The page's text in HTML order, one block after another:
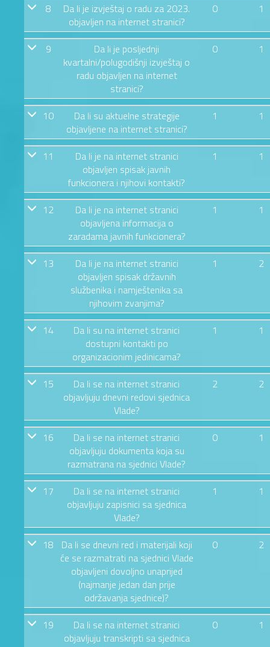
8
Da li je izvještaj o radu za 2023.
objavljen na internet stranici?
0 1
9
Da li je posljednji
kvartalni/polugodišnji izvještaj o
radu objavljen na internet
stranici?
0 1
10
Da li su aktuelne strategije
objavljene na internet stranici?
1 1
11
Da li je na internet stranici
objavljen spisak javnih
funkcionera i njihovi kontakti?
1 1
12
Da li je na internet stranici
objavljena informacija o
zaradama javnih funkcionera?
1 1
13
Da li je na internet stranici
objavljen spisak državnih
službenika i namještenika sa
njihovim zvanjima?
1 2
14
Da li su na internet stranici
dostupni kontakti po
organizacionim jedinicama?
1 1
15
Da li se na internet stranici
objavljuju dnevni redovi sjednica
Vlade?
2 2
16
Da li se na internet stranici
objavljuju dokumenta koja su
razmatrana na sjednici Vlade?
0 1
17
Da li se na internet stranici
objavljuju zapisnici sa sjednica
Vlade?
1 1
18
Da li se dnevni red i materijali koji
će se razmatrati na sjednici Vlade
objavljeni dovoljno unaprijed
(najmanje jedan dan prije
održavanja sjednice)?
0 2
19
Da li se na internet stranici
objavljuju transkripti sa sjednica
0 1